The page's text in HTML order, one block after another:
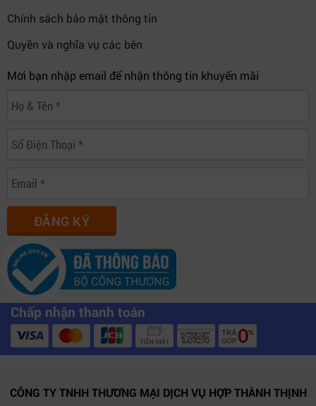
Chính sách bảo mật thông tin
Quyền và nghĩa vụ các bên
Mời bạn nhập email để nhận thông tin khuyến mãi
ĐĂNG KÝ
Chấp nhận thanh toán
CÔNG TY TNHH THƯƠNG MẠI DỊCH VỤ HỢP THÀNH THỊNH